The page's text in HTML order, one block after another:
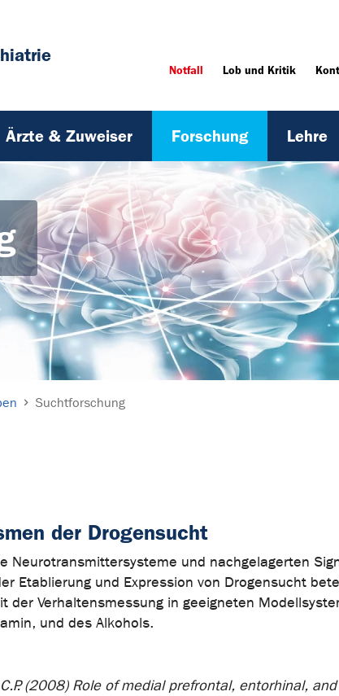
Notfall Lob und Kritik
Ärzte & Zuweiser Forschung Lehre
Suchtforschung
der Drogensucht
Neurotransmittersysteme und nachgelagerten
Etablierung und Expression von Drogensucht
der Verhaltensmessung in geeigneten
und des Alkohols.
C.P. (2008) Role of medial prefrontal, entorhinal,